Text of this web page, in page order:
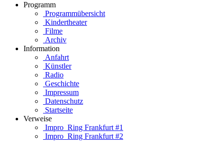
Programm
Programmübersicht
Kindertheater
Filme
Archiv
Information
Anfahrt
Künstler
Radio
Geschichte
Impressum
Datenschutz
Startseite
Verweise
Impro_Ring Frankfurt #1
Impro_Ring Frankfurt #2